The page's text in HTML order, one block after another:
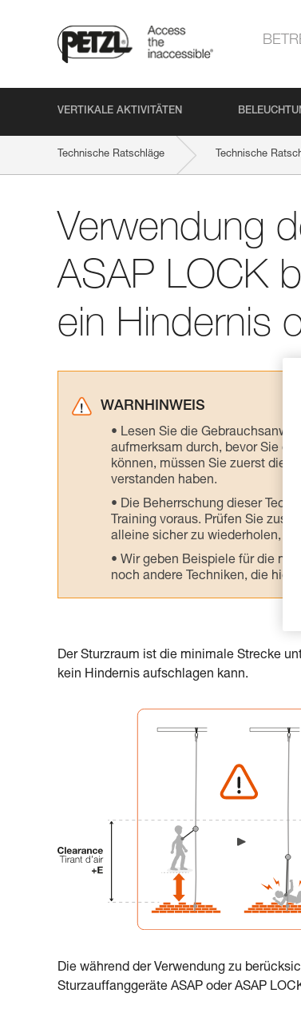
VERTIKALE AKTIVITÄTEN
Technische Ratschläge Technische
Verwendung
ASAP LOCK
ein Hindernis
WARNHINWEIS
Lesen Sie die
aufmerksam durch, bevor Sie
können, müssen Sie zuerst die
verstanden haben.
Die Beherrschung dieser
Training voraus. Prüfen Sie
alleine sicher zu wiederholen,
Wir geben Beispiele für die mit
noch andere Techniken, die hier
Der Sturzraum ist die minimale Strecke
kein Hindernis aufschlagen kann.
Die während der Verwendung zu
Sturzauffanggeräte ASAP oder ASAP